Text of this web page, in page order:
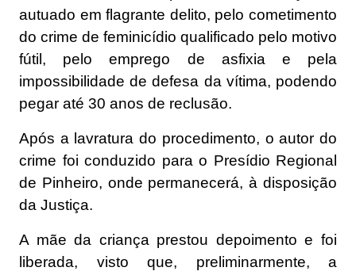
autuado em flagrante delito, pelo cometimento
do crime de feminicídio qualificado pelo motivo
fútil, pelo emprego de asfixia e pela
impossibilidade de defesa da vítima, podendo
pegar até 30 anos de reclusão.
Após a lavratura do procedimento, o autor do
crime foi conduzido para o Presídio Regional
de Pinheiro, onde permanecerá, à disposição
da Justiça.
A mãe da criança prestou depoimento e foi
liberada, visto que, preliminarmente, a